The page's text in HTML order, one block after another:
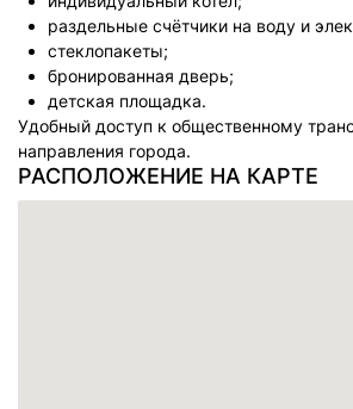
раздельные счётчики на воду и
стеклопакеты;
бронированная дверь;
детская площадка.
Удобный доступ к общественному
направления города.
РАСПОЛОЖЕНИЕ НА КАРТЕ